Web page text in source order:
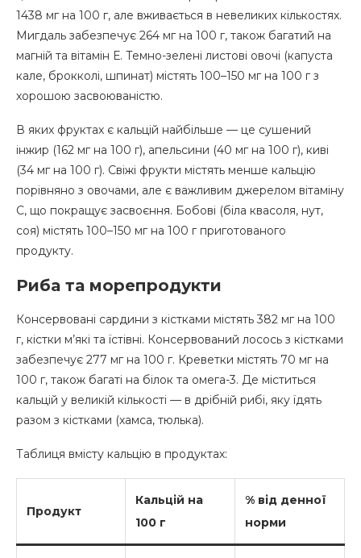
1438 мг на 100 г, але вживається в невеликих кількостях.
Мигдаль забезпечує 264 мг на 100 г, також багатий на
магній та вітамін Е. Темно-зелені листові овочі (капуста
кале, брокколі, шпинат) містять 100–150 мг на 100 г з
хорошою засвоюваністю.
В яких фруктах є кальцій найбільше — це сушений
інжир (162 мг на 100 г), апельсини (40 мг на 100 г), киві
(34 мг на 100 г). Свіжі фрукти містять менше кальцію
порівняно з овочами, але є важливим джерелом вітаміну
С, що покращує засвоєння. Бобові (біла квасоля, нут,
соя) містять 100–150 мг на 100 г приготованого
продукту.
Риба та морепродукти
Консервовані сардини з кістками містять 382 мг на 100
г, кістки м’які та їстівні. Консервований лосось з кістками
забезпечує 277 мг на 100 г. Креветки містять 70 мг на
100 г, також багаті на білок та омега-3. Де міститься
кальцій у великій кількості — в дрібній рибі, яку їдять
разом з кістками (хамса, тюлька).
Таблиця вмісту кальцію в продуктах:
Продукт
Кальцій на
100 г
% від денної
норми